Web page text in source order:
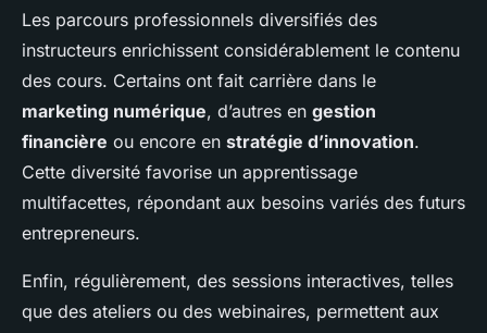
Les parcours professionnels diversifiés des
instructeurs enrichissent considérablement le contenu
des cours. Certains ont fait carrière dans le
marketing numérique, d’autres en gestion
financière ou encore en stratégie d’innovation.
Cette diversité favorise un apprentissage
multifacettes, répondant aux besoins variés des futurs
entrepreneurs.
Enfin, régulièrement, des sessions interactives, telles
que des ateliers ou des webinaires, permettent aux